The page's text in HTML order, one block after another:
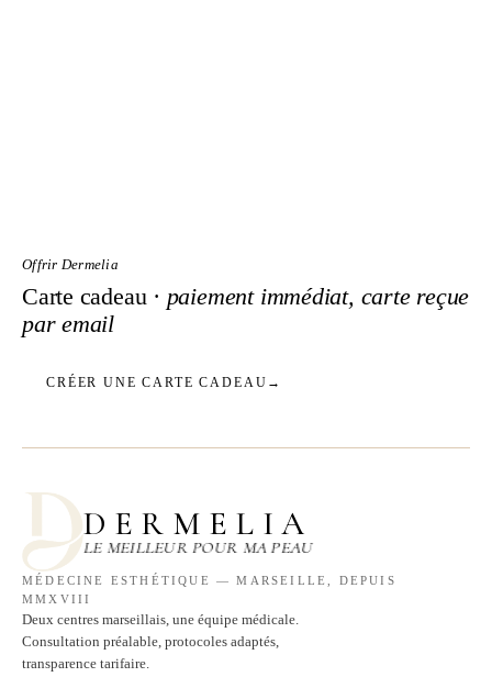
Offrir Dermelia
Carte cadeau · paiement immédiat, carte reçue
par email
CRÉER UNE CARTE CADEAU →
DERMELIA
LE MEILLEUR POUR MA PEAU
MÉDECINE ESTHÉTIQUE — MARSEILLE, DEPUIS
MMXVIII
Deux centres marseillais, une équipe médicale.
Consultation préalable, protocoles adaptés,
transparence tarifaire.